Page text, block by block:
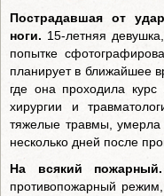
Пострадавшая от
ноги. 15-летняя
попытке
планирует в ближайшее
где она проходила
хирургии и
тяжелые травмы, умерла
несколько дней после
На всякий пожарный.
противопожарный